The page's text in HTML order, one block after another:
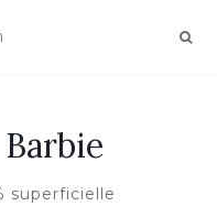
superficielle